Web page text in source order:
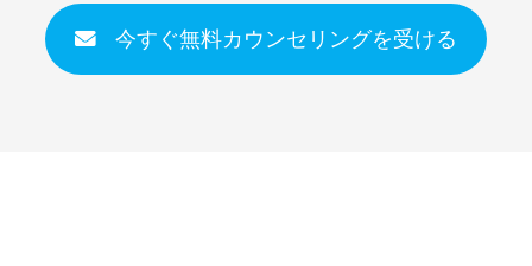
今すぐ無料カウンセリングを受ける